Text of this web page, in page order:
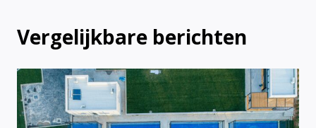
Vergelijkbare berichten